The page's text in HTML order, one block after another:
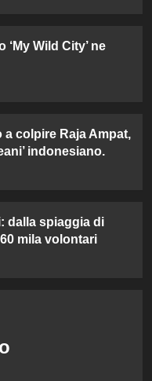
Wild City’ ne
colpire Raja Ampat,
indonesiano.
dalla spiaggia di
mila volontari